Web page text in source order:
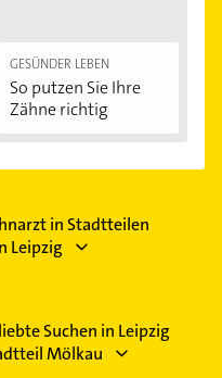
GESÜNDER LEBEN
So putzen Sie Ihre
Zähne richtig
in Stadtteilen
Leipzig
Suchen in Leipzig
Mölkau